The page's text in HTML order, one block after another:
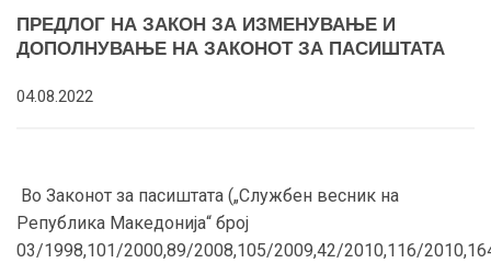
ПРЕДЛОГ НА ЗАКОН ЗА ИЗМЕНУВАЊЕ И
ДОПОЛНУВАЊЕ НА ЗАКОНОТ ЗА ПАСИШТАТА
04.08.2022
Во Законот за пасиштата („Службен весник на
Република Македонија“ број
03/1998,101/2000,89/2008,105/2009,42/2010,116/